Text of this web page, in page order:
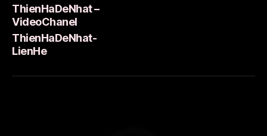
ThienHaDeNhat –
VideoChanel
ThienHaDeNhat-
LienHe